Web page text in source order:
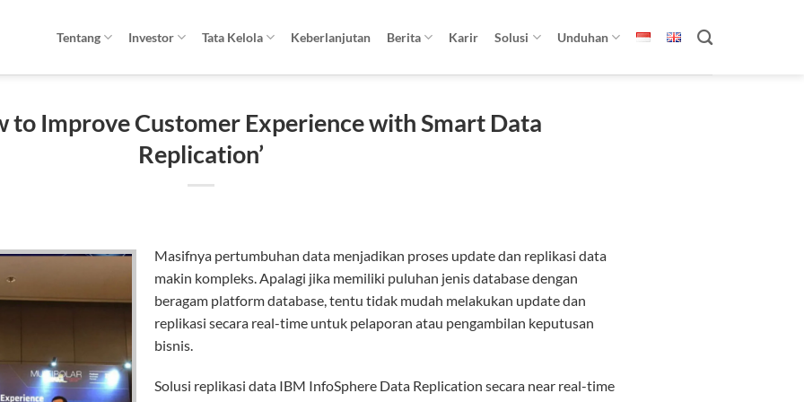
Tentang Investor Tata Kelola Keberlanjutan Berita Karir Solusi Unduhan
to Improve Customer Experience with Smart Data
Replication’
Masifnya pertumbuhan data menjadikan proses update dan replikasi data
makin kompleks. Apalagi jika memiliki puluhan jenis database dengan
beragam platform database, tentu tidak mudah melakukan update dan
replikasi secara real-time untuk pelaporan atau pengambilan keputusan
bisnis.
Solusi replikasi data IBM InfoSphere Data Replication secara near real-time